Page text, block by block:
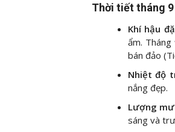
Thời tiết tháng
Khí hậu
ẩm.
bán đảo
Nhiệt độ
nắng đẹp.
Lượng
sáng và